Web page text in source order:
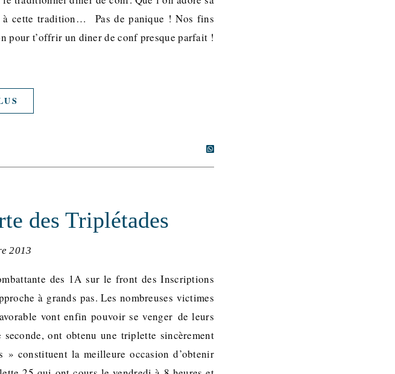
à cette tradition… Pas de panique ! Nos fins
pour t’offrir un diner de conf presque parfait !
des Triplétades
2013
des 1A sur le front des Inscriptions
à grands pas. Les nombreuses victimes
vont enfin pouvoir se venger de leurs
ont obtenu une triplette sincèrement
constituent la meilleure occasion d’obtenir